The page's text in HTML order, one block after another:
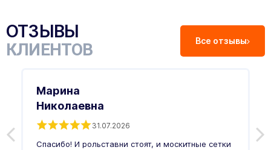
ОТЗЫВЫ
КЛИЕНТОВ Все отзывы
Марина
Николаевна
31.07.2026
Спасибо! И рольставни стоят, и москитные сетки